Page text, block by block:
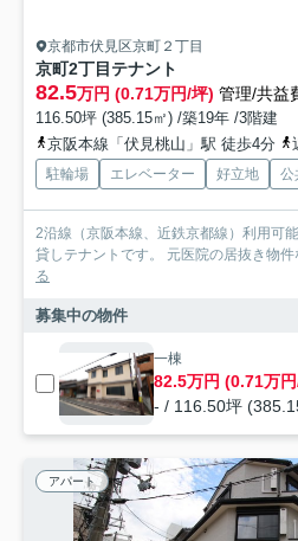
京都市伏見区京町２丁目
京町2丁目テナント
82.5万円 (0.71万円/坪) 管理/共益
116.50坪 (385.15㎡) /築19年 /3階建
京阪本線「伏見桃山」駅 徒歩4分
駐輪場 エレベーター 好立地 公
2沿線（京阪本線、近鉄京都線）利用可
貸しテナントです。 元医院の居抜き物
る
募集中の物件
一棟
82.5万円 (0.71万
- / 116.50坪
アパート